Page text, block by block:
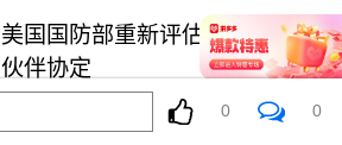
美国国防部重新评估美英澳安全
伙伴协定
17216
0 0